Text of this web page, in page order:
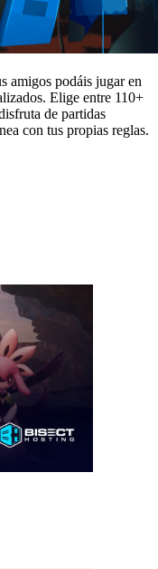
amigos podáis jugar en
Elige entre 110+
de partidas
con tus propias reglas.